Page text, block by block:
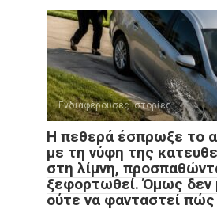
Ενδιαφέρουσες Ιστορίες
Η πεθερά έσπρωξε το
με τη νύφη της
στη λίμνη,
ξεφορτωθεί. Όμως δεν
ούτε να φανταστεί